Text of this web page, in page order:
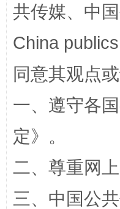
解纷+调解+退费
共传媒、中
China
同意其观点
一、遵守各
定》。
二、尊重网
三、中国公